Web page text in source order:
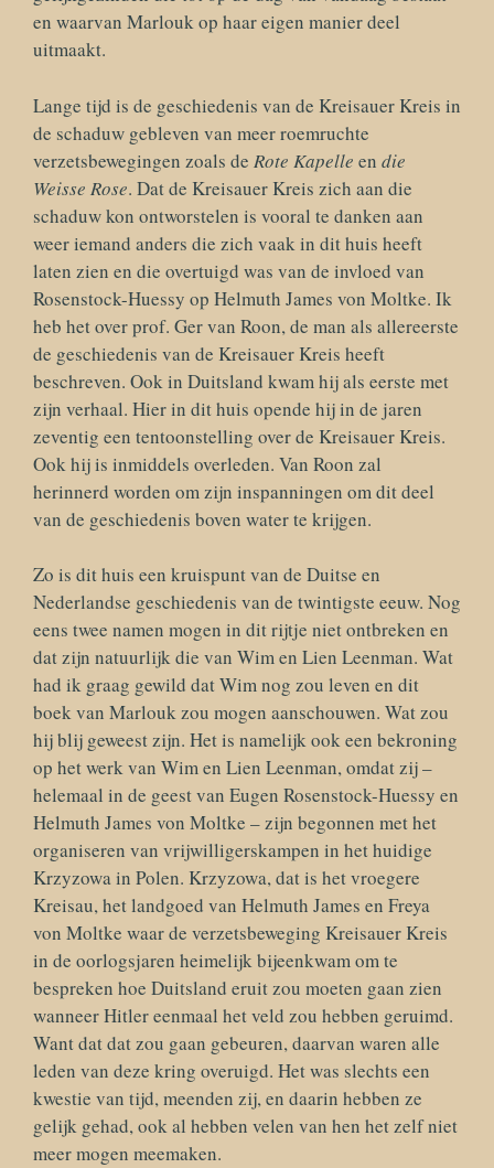
en waarvan Marlouk op haar eigen manier deel
uitmaakt.
Lange tijd is de geschiedenis van de Kreisauer Kreis in
de schaduw gebleven van meer roemruchte
verzetsbewegingen zoals de Rote Kapelle en die
Weisse Rose. Dat de Kreisauer Kreis zich aan die
schaduw kon ontworstelen is vooral te danken aan
weer iemand anders die zich vaak in dit huis heeft
laten zien en die overtuigd was van de invloed van
Rosenstock-Huessy op Helmuth James von Moltke. Ik
heb het over prof. Ger van Roon, de man als allereerste
de geschiedenis van de Kreisauer Kreis heeft
beschreven. Ook in Duitsland kwam hij als eerste met
zijn verhaal. Hier in dit huis opende hij in de jaren
zeventig een tentoonstelling over de Kreisauer Kreis.
Ook hij is inmiddels overleden. Van Roon zal
herinnerd worden om zijn inspanningen om dit deel
van de geschiedenis boven water te krijgen.
Zo is dit huis een kruispunt van de Duitse en
Nederlandse geschiedenis van de twintigste eeuw. Nog
eens twee namen mogen in dit rijtje niet ontbreken en
dat zijn natuurlijk die van Wim en Lien Leenman. Wat
had ik graag gewild dat Wim nog zou leven en dit
boek van Marlouk zou mogen aanschouwen. Wat zou
hij blij geweest zijn. Het is namelijk ook een bekroning
op het werk van Wim en Lien Leenman, omdat zij –
helemaal in de geest van Eugen Rosenstock-Huessy en
Helmuth James von Moltke – zijn begonnen met het
organiseren van vrijwilligerskampen in het huidige
Krzyzowa in Polen. Krzyzowa, dat is het vroegere
Kreisau, het landgoed van Helmuth James en Freya
von Moltke waar de verzetsbeweging Kreisauer Kreis
in de oorlogsjaren heimelijk bijeenkwam om te
bespreken hoe Duitsland eruit zou moeten gaan zien
wanneer Hitler eenmaal het veld zou hebben geruimd.
Want dat dat zou gaan gebeuren, daarvan waren alle
leden van deze kring overuigd. Het was slechts een
kwestie van tijd, meenden zij, en daarin hebben ze
gelijk gehad, ook al hebben velen van hen het zelf niet
meer mogen meemaken.